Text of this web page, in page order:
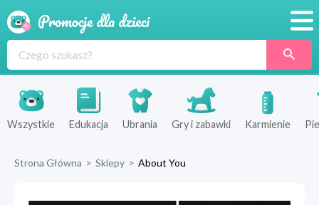
Produkty
Sklepy
Wszystkie Edukacja Ubrania Gry i zabawki Karmienie
Strona Główna > Sklepy > About You